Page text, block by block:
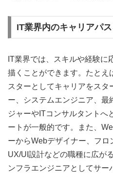
IT業界内のキャリアパ
IT業界では、スキルや経験に
描くことができます。たとえ
スターとしてキャリアをスタ
ー、システムエンジニア、最
ジャーやITコンサルタントへ
ートが一般的です。また、
ーからWebデザイナー、フロ
UX/UI設計などの職種に広が
ンフラエンジニアとしてサ